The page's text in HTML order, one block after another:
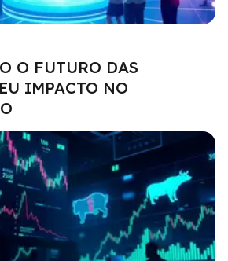
O FUTURO DAS
IMPACTO NO